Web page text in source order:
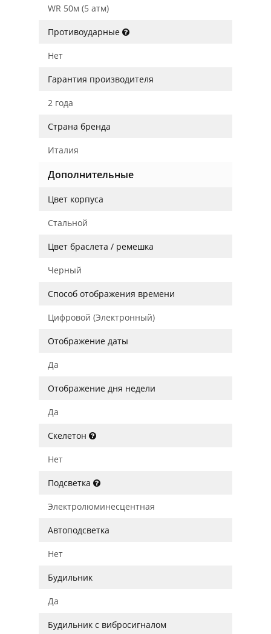
WR 50м (5 атм)
Противоударные
Нет
Гарантия производителя
2 года
Страна бренда
Италия
Дополнительные
Цвет корпуса
Стальной
Цвет браслета / ремешка
Черный
Способ отображения времени
Цифровой (Электронный)
Отображение даты
Да
Отображение дня недели
Да
Скелетон
Нет
Подсветка
Электролюминесцентная
Автоподсветка
Нет
Будильник
Да
Будильник с вибросигналом